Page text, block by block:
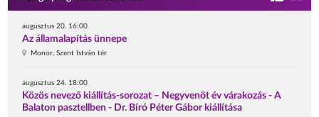
augusztus 20. 16:00
Az államalapítás ünnepe
Monor, Szent István tér
augusztus 24. 18:00
Közös nevező kiállítás-sorozat – Negyvenöt év várakozás - A
Balaton pasztellben - Dr. Bíró Péter Gábor kiállítása